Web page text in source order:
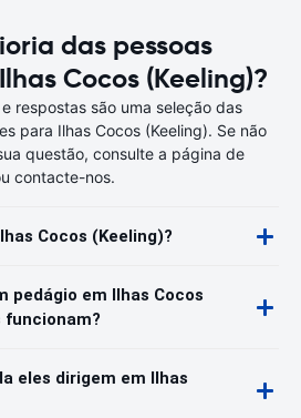
das pessoas
Cocos (Keeling)?
respostas são uma seleção das
para Ilhas Cocos (Keeling). Se não
questão, consulte a página de
contacte-nos.
Cocos (Keeling)?
pedágio em Ilhas Cocos
funcionam?
eles dirigem em Ilhas